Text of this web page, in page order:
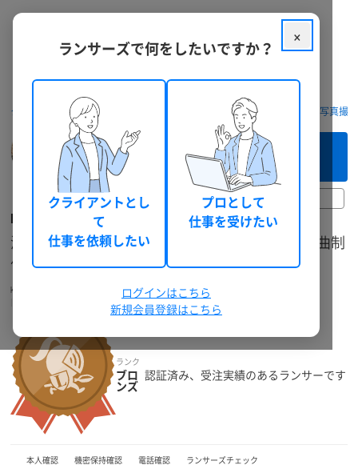
クラウドソーシング ランサーズ フリーランスを探す 動画制作・写真撮
29日前
kirigirisu
海外実績あり実力！歌物からBGMまでお安く楽曲制
作！
kirigirisu_music 音楽クリエイター 個人 兵庫県 30代後半
ランク
ブロ
ンズ
認証済み、受注実績のあるランサーです
本人確認 機密保持確認 電話確認 ランサーズチェック
このフリーランスへ
まずは相談してみる（無料）
×
ランサーズで何をしたいですか？
クライアントとし
て
仕事を依頼したい
プロとして
仕事を受けたい
ログインはこちら
新規会員登録はこちら